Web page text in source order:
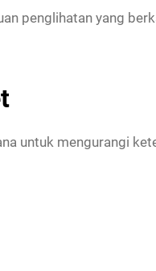
penglihatan yang
untuk mengurangi